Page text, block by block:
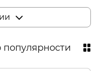
популярности